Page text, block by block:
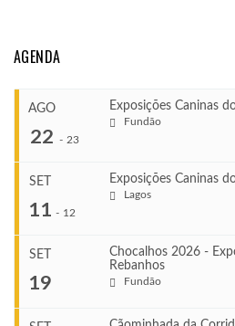
AGENDA
AGO
22 - 23
Exposições Caninas
Fundão
Ago 22, 2026
Ago 23, 2026
SET
11 - 12
Exposições Caninas
Lagos
SET
19
Chocalhos 2026 -
Rebanhos
Fundão